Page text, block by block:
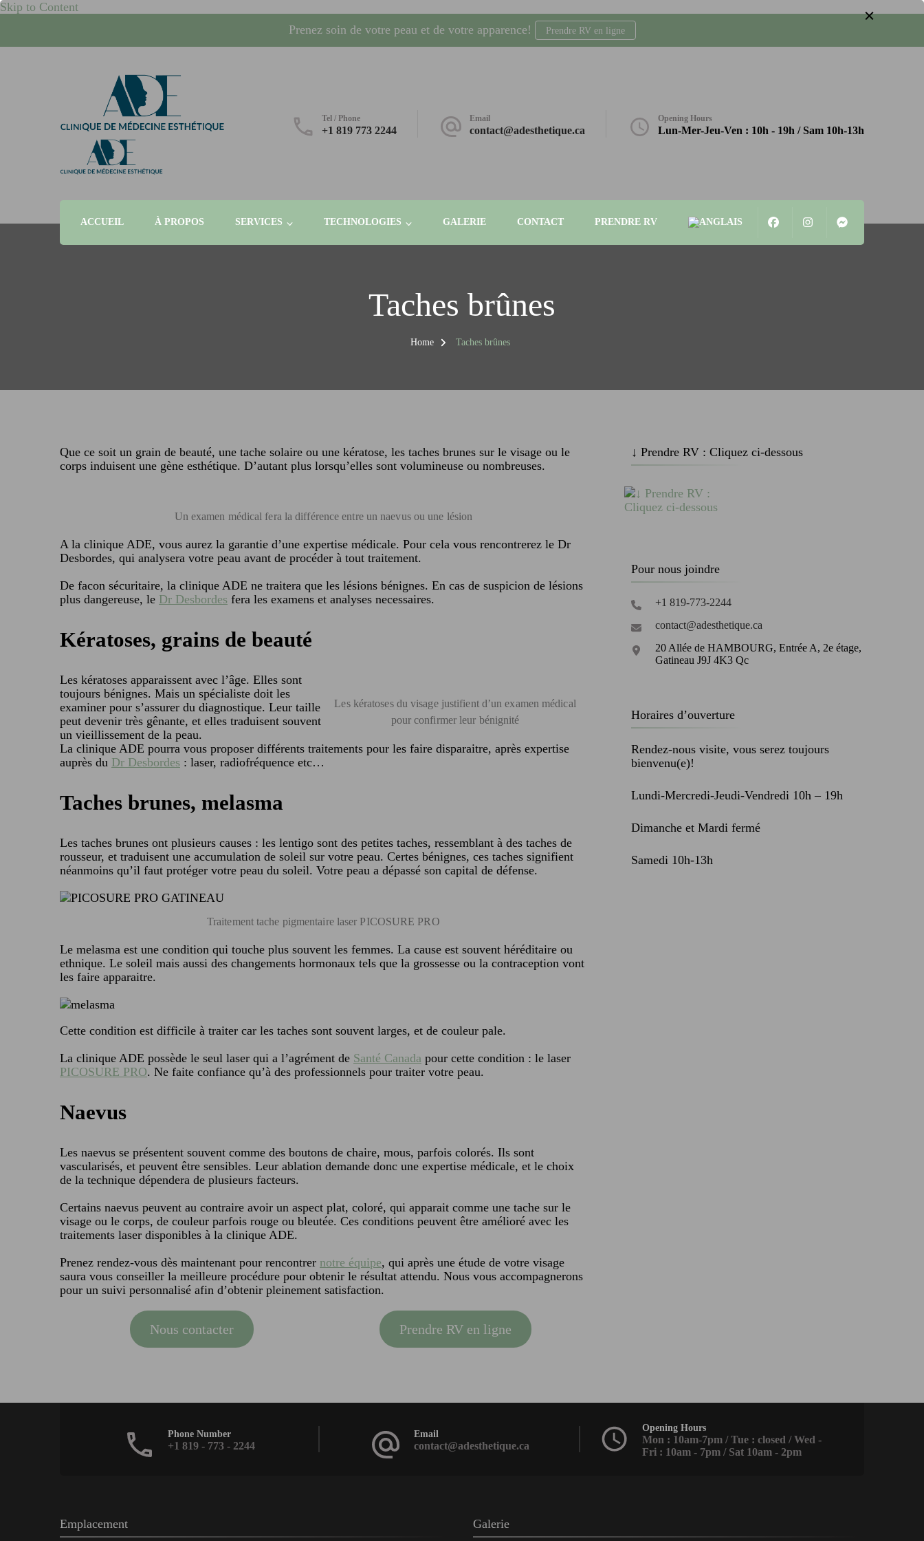
Skip to Content
Prenez soin de votre peau et de votre apparence!
Prendre RV en ligne
whcrand
Injections Botox, fillers, visage, technologies microneedling, laser, radio-fréquence. Gatineau, Plateau AGORA
Tel / Phone
+1 819 773 2244
Email
contact@adesthetique.ca
Opening Hours
Lun-Mer-Jeu-Ven : 10h - 19h / Sam 10h-13h
ACCUEIL À PROPOS SERVICES TECHNOLOGIES GALERIE CONTACT PRENDRE RV
Taches brûnes
Home Taches brûnes
Que ce soit un grain de beauté, une tache solaire ou une kératose, les taches brunes sur le visage ou le
corps induisent une gène esthétique. D’autant plus lorsqu’elles sont volumineuse ou nombreuses.
Un examen médical fera la différence entre un naevus ou une lésion
A la clinique ADE, vous aurez la garantie d’une expertise médicale. Pour cela vous rencontrerez le Dr
Desbordes, qui analysera votre peau avant de procéder à tout traitement.
De facon sécuritaire, la clinique ADE ne traitera que les lésions bénignes. En cas de suspicion de lésions
plus dangereuse, le Dr Desbordes fera les examens et analyses necessaires.
Kératoses, grains de beauté
Les kératoses apparaissent avec l’âge. Elles sont
toujours bénignes. Mais un spécialiste doit les
examiner pour s’assurer du diagnostique. Leur taille
peut devenir très gênante, et elles traduisent souvent
un vieillissement de la peau.
Les kératoses du visage justifient d’un examen médical
pour confirmer leur bénignité
La clinique ADE pourra vous proposer différents traitements pour les faire disparaitre, après expertise
auprès du Dr Desbordes : laser, radiofréquence etc…
Taches brunes, melasma
Les taches brunes ont plusieurs causes : les lentigo sont des petites taches, ressemblant à des taches de
rousseur, et traduisent une accumulation de soleil sur votre peau. Certes bénignes, ces taches signifient
néanmoins qu’il faut protéger votre peau du soleil. Votre peau a dépassé son capital de défense.
Traitement tache pigmentaire laser PICOSURE PRO
Le melasma est une condition qui touche plus souvent les femmes. La cause est souvent héréditaire ou
ethnique. Le soleil mais aussi des changements hormonaux tels que la grossesse ou la contraception vont
les faire apparaitre.
Cette condition est difficile à traiter car les taches sont souvent larges, et de couleur pale.
La clinique ADE possède le seul laser qui a l’agrément de Santé Canada pour cette condition : le laser
PICOSURE PRO. Ne faite confiance qu’à des professionnels pour traiter votre peau.
Naevus
Les naevus se présentent souvent comme des boutons de chaire, mous, parfois colorés. Ils sont
vascularisés, et peuvent être sensibles. Leur ablation demande donc une expertise médicale, et le choix
de la technique dépendera de plusieurs facteurs.
Certains naevus peuvent au contraire avoir un aspect plat, coloré, qui apparait comme une tache sur le
visage ou le corps, de couleur parfois rouge ou bleutée. Ces conditions peuvent être amélioré avec les
traitements laser disponibles à la clinique ADE.
Prenez rendez-vous dès maintenant pour rencontrer notre équipe, qui après une étude de votre visage
saura vous conseiller la meilleure procédure pour obtenir le résultat attendu. Nous vous accompagnerons
pour un suivi personnalisé afin d’obtenir pleinement satisfaction.
Nous contacter Prendre RV en ligne
↓ Prendre RV : Cliquez ci-dessous
Pour nous joindre
+1 819-773-2244
contact@adesthetique.ca
20 Allée de HAMBOURG, Entrée A, 2e étage,
Gatineau J9J 4K3 Qc
Horaires d’ouverture
Rendez-nous visite, vous serez toujours
bienvenu(e)!
Lundi-Mercredi-Jeudi-Vendredi 10h – 19h
Dimanche et Mardi fermé
Samedi 10h-13h
Phone Number
+1 819 - 773 - 2244
Email
contact@adesthetique.ca
Opening Hours
Mon : 10am-7pm / Tue : closed / Wed -
Fri : 10am - 7pm / Sat 10am - 2pm
Emplacement Galerie